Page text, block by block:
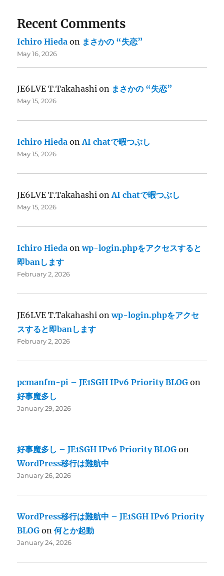
Recent Comments
Ichiro Hieda on まさかの “失恋”
May 16, 2026
JE6LVE T.Takahashi on まさかの “失恋”
May 15, 2026
Ichiro Hieda onAI chatで暇つぶし
May 15, 2026
JE6LVE T.Takahashi onAI chatで暇つぶし
May 15, 2026
Ichiro Hieda onwp-login.phpをアクセスすると
即banします
February 2, 2026
JE6LVE T.Takahashi onwp-login.phpをアクセ
スすると即banします
February 2, 2026
pcmanfm-pi – JE1SGH IPv6 Priority BLOG on
好事魔多し
January 29, 2026
好事魔多し – JE1SGH IPv6 Priority BLOG on
WordPress移行は難航中
January 26, 2026
WordPress移行は難航中 – JE1SGH IPv6 Priority
BLOG on何とか起動
January 24, 2026